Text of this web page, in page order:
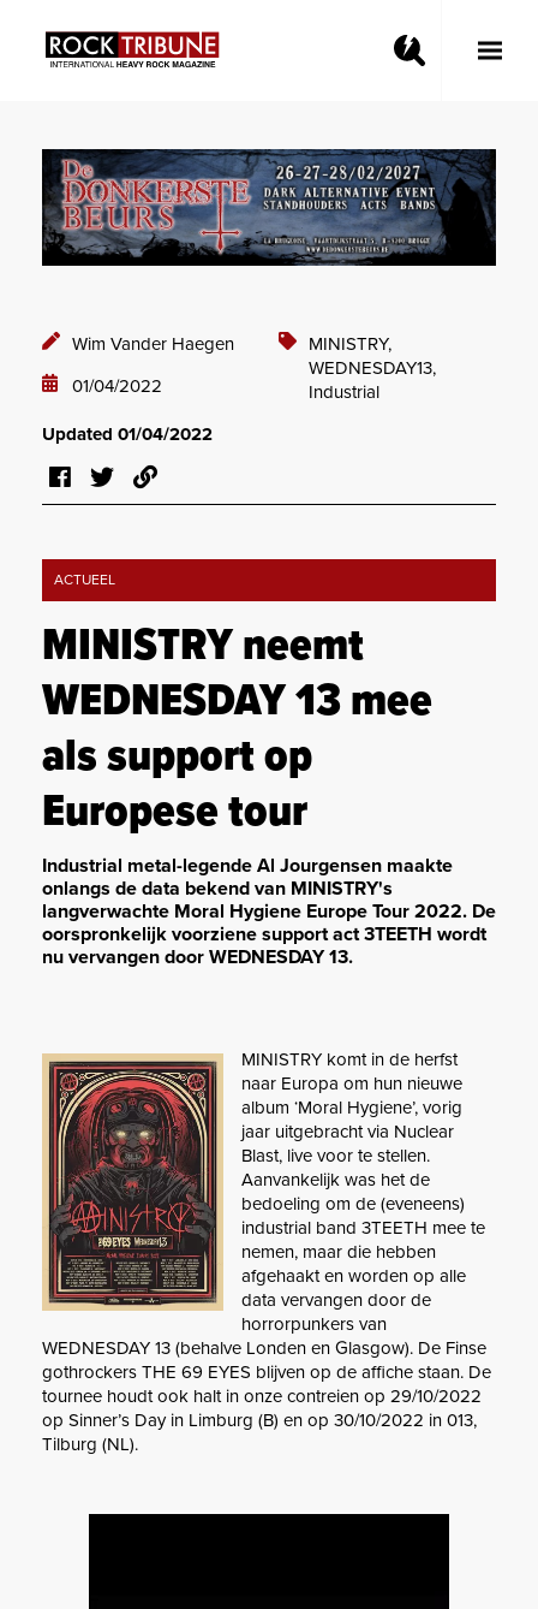
Toggle
Wim Vander Haegen
01/04/2022
MINISTRY,
WEDNESDAY13,
Industrial
Updated 01/04/2022
ACTUEEL
MINISTRY neemt
WEDNESDAY 13 mee
als support op
Europese tour
Industrial metal-legende Al Jourgensen maakte
onlangs de data bekend van MINISTRY's
langverwachte Moral Hygiene Europe Tour 2022. De
oorspronkelijk voorziene support act 3TEETH wordt
nu vervangen door WEDNESDAY 13.
MINISTRY komt in de herfst
naar Europa om hun nieuwe
album ‘Moral Hygiene’, vorig
jaar uitgebracht via Nuclear
Blast, live voor te stellen.
Aanvankelijk was het de
bedoeling om de (eveneens)
industrial band 3TEETH mee te
nemen, maar die hebben
afgehaakt en worden op alle
data vervangen door de
horrorpunkers van
WEDNESDAY 13 (behalve Londen en Glasgow). De Finse
gothrockers THE 69 EYES blijven op de affiche staan. De
tournee houdt ook halt in onze contreien op 29/10/2022
op Sinner’s Day in Limburg (B) en op 30/10/2022 in 013,
Tilburg (NL).